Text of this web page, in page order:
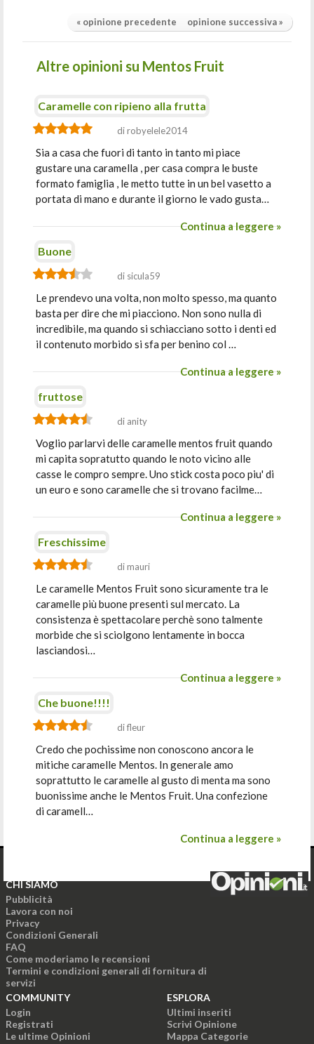
« opinione precedente opinione successiva »
Altre opinioni su Mentos Fruit
Caramelle con ripieno alla frutta
di robyelele2014
Sia a casa che fuori di tanto in tanto mi piace
gustare una caramella , per casa compra le buste
formato famiglia , le metto tutte in un bel vasetto a
portata di mano e durante il giorno le vado gusta…
Continua a leggere »
Buone
di sicula59
Le prendevo una volta, non molto spesso, ma quanto
basta per dire che mi piacciono. Non sono nulla di
incredibile, ma quando si schiacciano sotto i denti ed
il contenuto morbido si sfa per benino col …
Continua a leggere »
fruttose
di anity
Voglio parlarvi delle caramelle mentos fruit quando
mi capita sopratutto quando le noto vicino alle
casse le compro sempre. Uno stick costa poco piu' di
un euro e sono caramelle che si trovano facilme…
Continua a leggere »
Freschissime
di mauri
Le caramelle Mentos Fruit sono sicuramente tra le
caramelle più buone presenti sul mercato. La
consistenza è spettacolare perchè sono talmente
morbide che si sciolgono lentamente in bocca
lasciandosi…
Continua a leggere »
Che buone!!!!
di fleur
Credo che pochissime non conoscono ancora le
mitiche caramelle Mentos. In generale amo
soprattutto le caramelle al gusto di menta ma sono
buonissime anche le Mentos Fruit. Una confezione
di caramell…
Continua a leggere »
CHI SIAMO
Pubblicità
Lavora con noi
Privacy
Condizioni Generali
FAQ
Come moderiamo le recensioni
Termini e condizioni generali di fornitura di
servizi
COMMUNITY
Login
Registrati
Le ultime Opinioni
ESPLORA
Ultimi inseriti
Scrivi Opinione
Mappa Categorie